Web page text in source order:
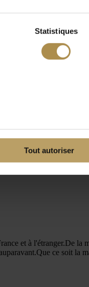
Statistiques
Tout autoriser
et à l'étranger.De la
ce soit la